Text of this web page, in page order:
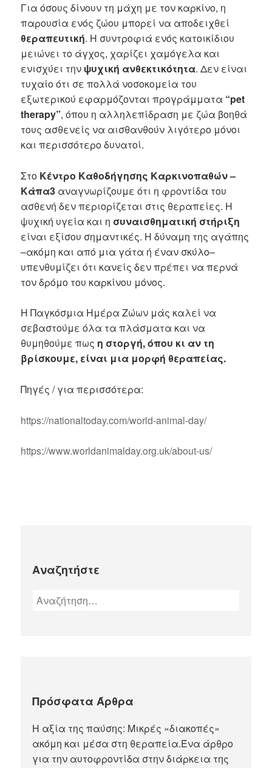
Για όσους δίνουν τη μάχη με τον καρκίνο, η
παρουσία ενός ζώου μπορεί να αποδειχθεί
θεραπευτική. Η συντροφιά ενός κατοικίδιου
μειώνει το άγχος, χαρίζει χαμόγελα και
ενισχύει την ψυχική ανθεκτικότητα. Δεν είναι
τυχαίο ότι σε πολλά νοσοκομεία του
εξωτερικού εφαρμόζονται προγράμματα “pet
therapy”, όπου η αλληλεπίδραση με ζώα βοηθά
τους ασθενείς να αισθανθούν λιγότερο μόνοι
και περισσότερο δυνατοί.
Στο Κέντρο Καθοδήγησης Καρκινοπαθών –
Κάπα3 αναγνωρίζουμε ότι η φροντίδα του
ασθενή δεν περιορίζεται στις θεραπείες. Η
ψυχική υγεία και η συναισθηματική στήριξη
είναι εξίσου σημαντικές. Η δύναμη της αγάπης
–ακόμη και από μια γάτα ή έναν σκύλο–
υπενθυμίζει ότι κανείς δεν πρέπει να περνά
τον δρόμο του καρκίνου μόνος.
Η Παγκόσμια Ημέρα Ζώων μάς καλεί να
σεβαστούμε όλα τα πλάσματα και να
θυμηθούμε πως η στοργή, όπου κι αν τη
βρίσκουμε, είναι μια μορφή θεραπείας.
Πηγές / για περισσότερα:
https://nationaltoday.com/world-animal-day/
https://www.worldanimalday.org.uk/about-us/
Αναζητήστε
Πρόσφατα Άρθρα
Η αξία της παύσης: Μικρές «διακοπές»
ακόμη και μέσα στη θεραπεία.Ένα άρθρο
για την αυτοφροντίδα στην διάρκεια της